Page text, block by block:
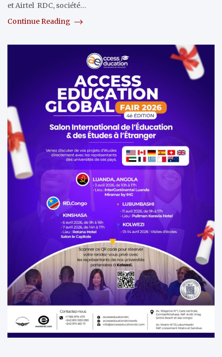
et Airtel RDC, société…
Continue Reading